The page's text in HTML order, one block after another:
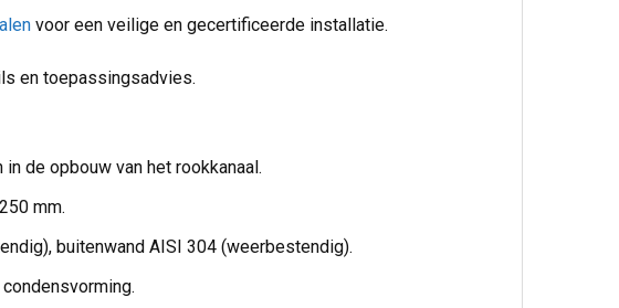
voor een veilige en gecertificeerde installatie.
en toepassingsadvies.
de opbouw van het rookkanaal.
mm.
buitenwand AISI 304 (weerbestendig).